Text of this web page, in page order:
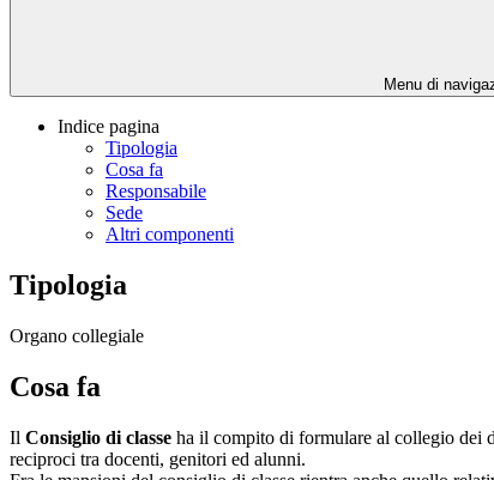
Menu di
Indice pagina
Tipologia
Cosa fa
Responsabile
Sede
Altri componenti
Tipologia
Organo collegiale
Cosa fa
Il Consiglio di classe ha il compito di formulare al collegio dei
reciproci tra docenti, genitori ed alunni.